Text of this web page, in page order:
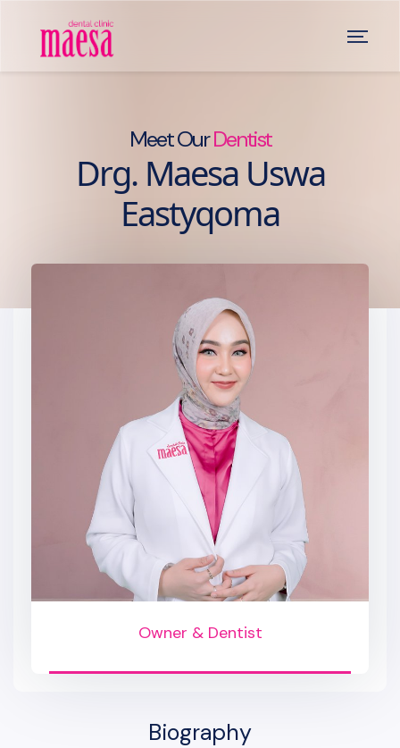
Meet OurDentist
Drg. Maesa Uswa
Eastyqoma
Owner & Dentist
Biography